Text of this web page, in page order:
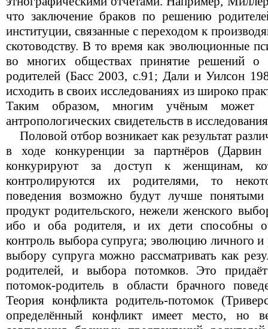
что заключение браков по решению
институции, связанные с переходом к
скотоводству. В то время как эволюционные
во многих обществах принятие решений о
родителей (Басс 2003, с.91; Дали и Уилсон
исходить в своих исследованиях из широко
Таким образом, многим учёным может
антропологических свидетельств в
Половой отбор возникает как результат
в ходе конкуренции за партнёров
конкурируют за доступ к женщинам,
контролируются их родителями, то
поведения возможно будут лучше
продукт родительского, нежели женского
ибо и оба родителя, и их дети способны
контроль выбора супруга; эволюцию личного и
выбору супруга можно рассматривать как
родителей, и выбора потомков. Это
потомок-родитель в области брачного
Теория конфликта родитель-потомок
определённый конфликт имеет место, но